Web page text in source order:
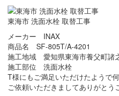
東海市 洗面水栓 取替工事
メーカー INAX
商品名 SF-805T/A-4201
施工地域 愛知県東海市養父町諸
施工部位 洗面水栓
T様にもご満足いただけたようで
ご依頼いただきましてありがとう